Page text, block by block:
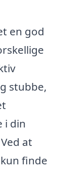
en god
stubbe,
i din
at
finde